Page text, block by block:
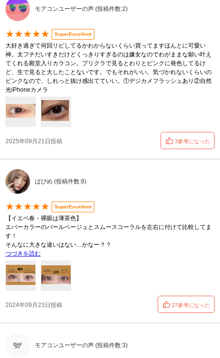
モアコンユーザーの声 (投稿件数:2)
★★★★★ SuperExcellent
大好き過ぎて何回リピしてるかわからないくらい買ってますほんとに可愛い
神。太フチだいすきだけどくっきりすぎるのは嫌女なのでわがままな願い叶え
てくれる殿堂入りカラコン。プリクラで見るとわりとピンクに発色してるけ
ど、生で見ると大したことないです。でもそれがいい。気づかれないくらいの
ピンクなので、しれっと抜け感出てていい。①デジカメフラッシュあり②自然
光iPhoneカメラ
2025年09月21日投稿 3参考になった
ぱぴめ (投稿件数:8)
★★★★★ SuperExcellent
【イエベ春・裸眼は薄茶色】
エバーカラーのパールベージュとスムースコーラルを左右に付けて比較してま
す！
そんなに大きな違いはない…かなー？？
つづきを読む
2024年09月23日投稿 27参考になった
モアコンユーザーの声 (投稿件数:3)